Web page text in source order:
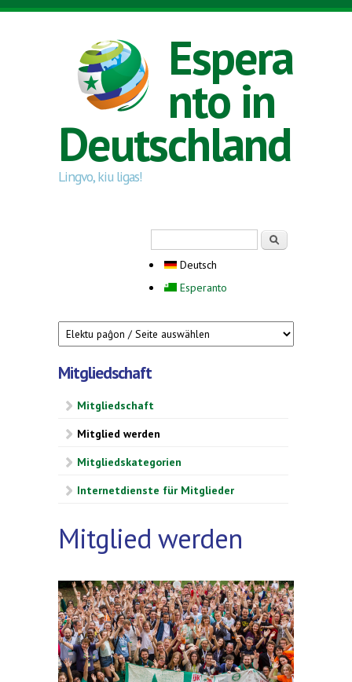
Direkt zum Inhalt
Espera
nto in
Deutschland
Lingvo, kiu ligas!
Deutsch
Esperanto
Mitgliedschaft
Mitgliedschaft
Mitglied werden
Mitgliedskategorien
Internetdienste für Mitglieder
Mitglied werden